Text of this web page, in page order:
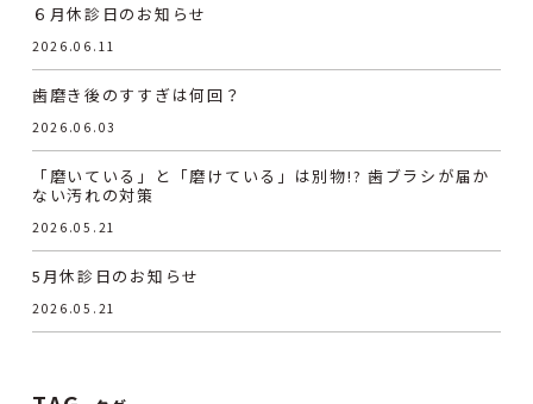
６月休診日のお知らせ
2026.06.11
歯磨き後のすすぎは何回？
2026.06.03
「磨いている」と「磨けている」は別物!? 歯ブラシが届か
ない汚れの対策
2026.05.21
5月休診日のお知らせ
2026.05.21